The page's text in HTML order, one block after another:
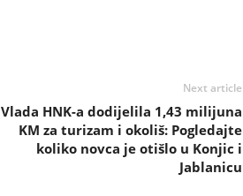
Next article
Vlada HNK-a dodijelila 1,43 milijuna
KM za turizam i okoliš: Pogledajte
koliko novca je otišlo u Konjic i
Jablanicu